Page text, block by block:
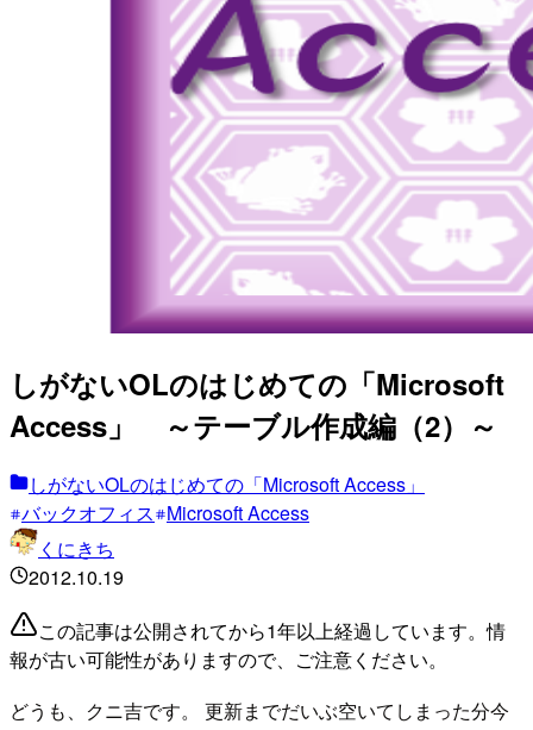
しがないOLのはじめての「Microsoft
Access」 ～テーブル作成編（2）～
しがないOLのはじめての「Microsoft Access」
バックオフィス Microsoft Access
くにきち
2012.10.19
この記事は公開されてから1年以上経過しています。情
報が古い可能性がありますので、ご注意ください。
どうも、クニ吉です。 更新までだいぶ空いてしまった分今